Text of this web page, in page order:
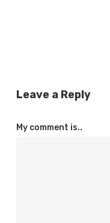
Leave a Reply
My comment is..